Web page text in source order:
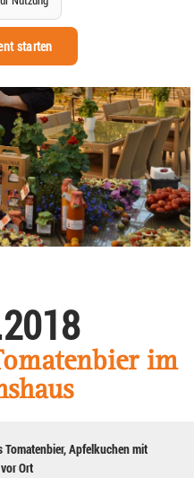
starten
im
Apfelkuchen mit
Ort